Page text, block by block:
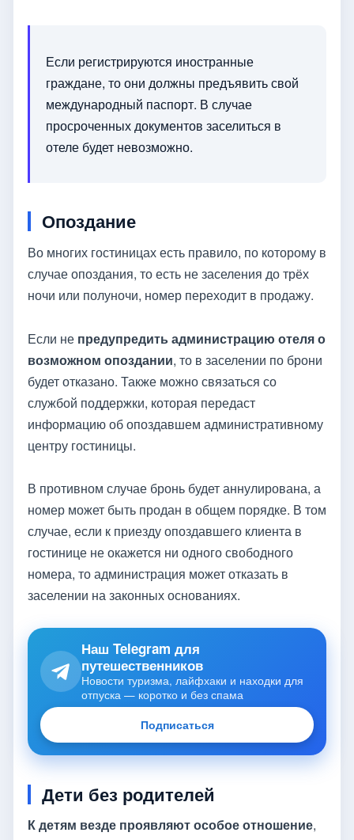
Если регистрируются иностранные
граждане, то они должны предъявить свой
международный паспорт. В случае
просроченных документов заселиться в
отеле будет невозможно.
Опоздание
Во многих гостиницах есть правило, по которому в
случае опоздания, то есть не заселения до трёх
ночи или полуночи, номер переходит в продажу.
Если не предупредить администрацию отеля о
возможном опоздании, то в заселении по брони
будет отказано. Также можно связаться со
службой поддержки, которая передаст
информацию об опоздавшем административному
центру гостиницы.
В противном случае бронь будет аннулирована, а
номер может быть продан в общем порядке. В том
случае, если к приезду опоздавшего клиента в
гостинице не окажется ни одного свободного
номера, то администрация может отказать в
заселении на законных основаниях.
Наш Telegram для
путешественников
Новости туризма, лайфхаки и находки для
отпуска — коротко и без спама
Подписаться
Дети без родителей
К детям везде проявляют особое отношение,